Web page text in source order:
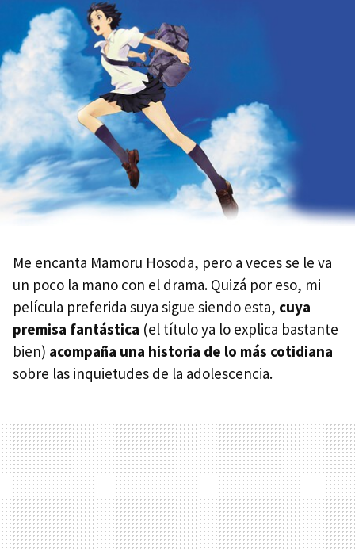
Me encanta Mamoru Hosoda, pero a veces se le va
un poco la mano con el drama. Quizá por eso, mi
película preferida suya sigue siendo esta, cuya
premisa fantástica (el título ya lo explica bastante
bien) acompaña una historia de lo más cotidiana
sobre las inquietudes de la adolescencia.